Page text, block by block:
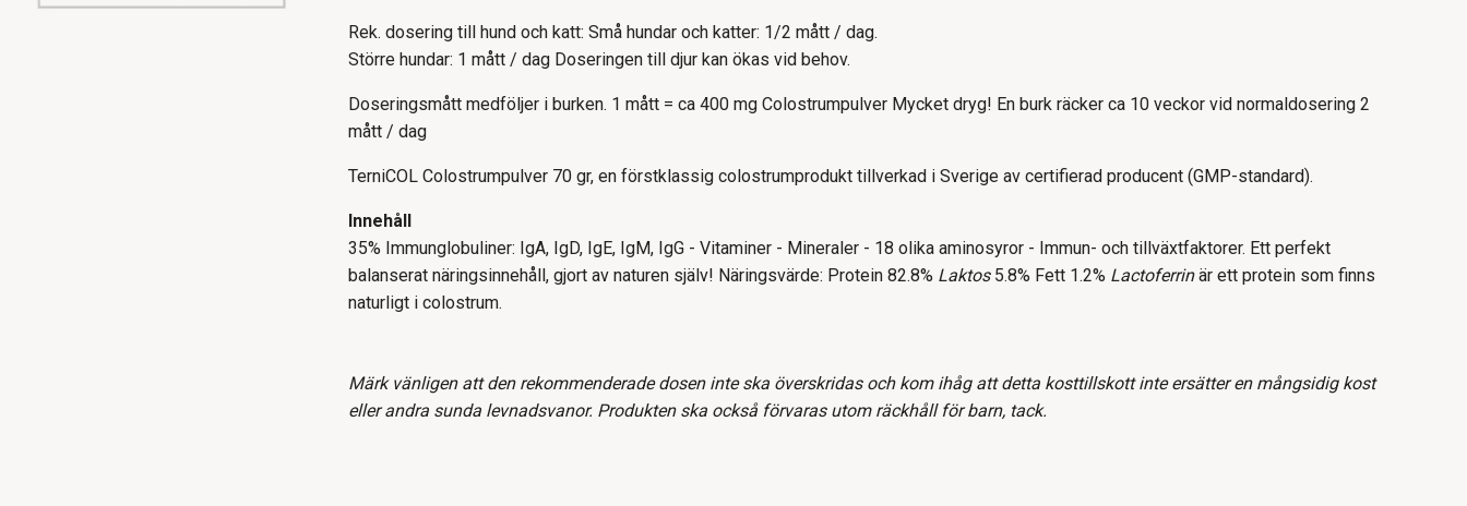
Rek. dosering till hund och katt: Små hundar och katter: 1/2 mått / dag.
Större hundar: 1 mått / dag Doseringen till djur kan ökas vid behov.
Doseringsmått medföljer i burken. 1 mått = ca 400 mg Colostrumpulver Mycket dryg! En burk räcker ca 10 veckor vid normaldosering 2
mått / dag
TerniCOL Colostrumpulver 70 gr, en förstklassig colostrumprodukt tillverkad i Sverige av certifierad producent (GMP-standard).
Innehåll
35% Immunglobuliner: IgA, IgD, IgE, IgM, IgG - Vitaminer - Mineraler - 18 olika aminosyror - Immun- och tillväxtfaktorer. Ett perfekt
balanserat näringsinnehåll, gjort av naturen själv! Näringsvärde: Protein 82.8% Laktos 5.8% Fett 1.2% Lactoferrinär ett protein som finns
naturligt i colostrum.
Märk vänligen att den rekommenderade dosen inte ska överskridas och kom ihåg att detta kosttillskott inte ersätter en mångsidig kost
eller andra sunda levnadsvanor. Produkten ska också förvaras utom räckhåll för barn, tack.